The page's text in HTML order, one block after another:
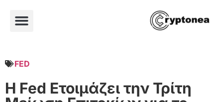
FED
Η Fed Ετοιμάζει την Τρίτη